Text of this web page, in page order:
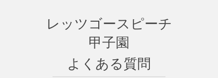
レッツゴースピーチ
甲子園
よくある質問